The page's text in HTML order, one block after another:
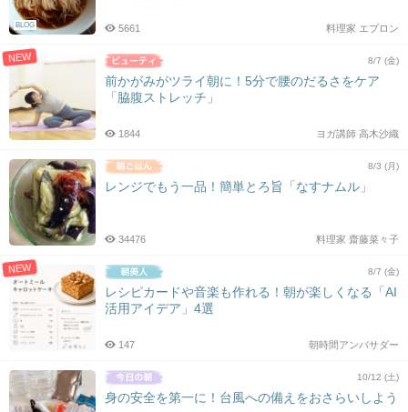
BLOG 料理家 エプロン
5661
NEW 8/7 (金)
前かがみがツライ朝に！5分で腰のだるさをケア
「脇腹ストレッチ」
ヨガ講師 高木沙織
1844
8/3 (月)
レンジでもう一品！簡単とろ旨「なすナムル」
料理家 齋藤菜々子
34476
NEW 8/7 (金)
レシピカードや音楽も作れる！朝が楽しくなる「AI
活用アイデア」4選
朝時間アンバサダー
147
10/12 (土)
身の安全を第一に！台風への備えをおさらいしよう